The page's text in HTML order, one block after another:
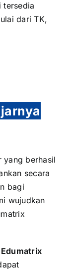
tersedia
dari TK,
yang berhasil
secara
bagi
wujudkan
Edumatrix